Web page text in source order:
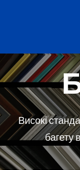
Високі
багету